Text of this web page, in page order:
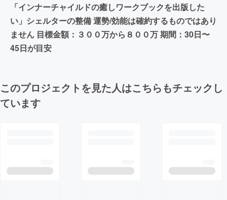
「インナーチャイルドの癒しワークブックを出版した
い」シェルターの整備 運勢/効能は確約するものではあり
ません 目標金額：３００万から８００万 期間：30日〜
45日が目安
このプロジェクトを見た人はこちらもチェックし
ています